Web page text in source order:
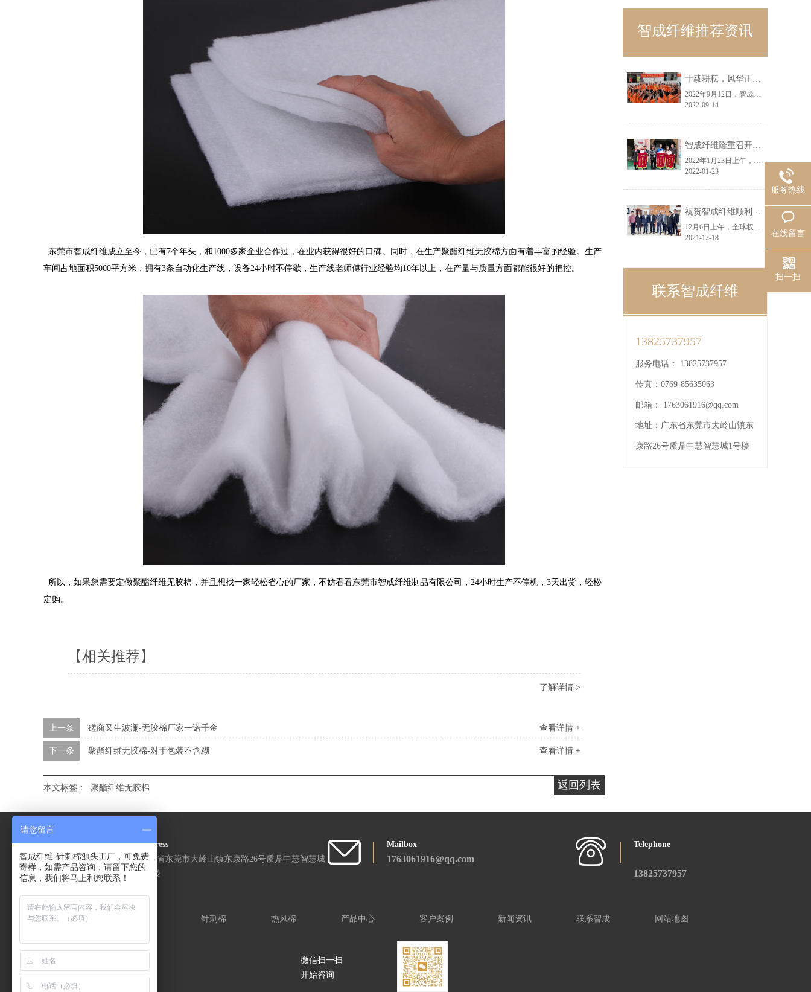
东莞市智成纤维成立至今，已有7个年头，和1000多家企业合作过，在业内获得很好的口碑。同时，在生产聚酯纤维无胶棉方面有着丰富的经验。生产
车间占地面积5000平方米，拥有3条自动化生产线，设备24小时不停歇，生产线老师傅行业经验均10年以上，在产量与质量方面都能很好的把控。
所以，如果您需要定做聚酯纤维无胶棉，并且想找一家轻松省心的厂家，不妨看看东莞市智成纤维制品有限公司， 24小时生产不停机，3天出货，轻松
定购。
【相关推荐】
了解详情 >
查看详情 +
上一条 磋商又生波澜-无胶棉厂家一诺千金
查看详情 +
下一条 聚酯纤维无胶棉-对于包装不含糊
返回列表
本文标签： 聚酯纤维无胶棉
智成纤维推荐资讯
十载耕耘，风华正茂丨智成纤维十周年庆典圆满举行
2022年9月12日，智成纤维迎来了十周年生日，为了庆祝这个喜庆的日子，特举办了“智成纤维成立十周年暨第八届运动会庆典”。活动现场，职工们热情高涨，纷纷参与到各个趣味活动中来，欢笑声、助威声此起彼伏，现场氛围热烈。
2022-09-14
智成纤维隆重召开2021年度优秀员工表彰大会
2022年1月23日上午，智成纤维在九栋车间隆重召开了2021年度优秀员工表彰大会，公司总经理吴川鸿、全体员工参与了表彰大会。本次表彰大会设立的奖项有：节约奖9名、优秀员工奖4名、优秀班长奖1名，会议由张德雄、彭琼舒主持。
2022-01-23
祝贺智成纤维顺利通过SGS机构ISO9001：2015质量管理体系认证
12月6日上午，全球权威认证机构SGS公司技术专家莅临智成纤维，现场对智成进行ISO9001：2015质量管理体系审核认证，总经理吴川鸿、吴钟亮、黄小龙等领导代表公司对认证专家表示了热烈欢迎。
2021-12-18
联系智成纤维
13825737957
服务电话： 13825737957
传真： 0769-85635063
邮箱： 1763061916@qq.com
地址： 广东省东莞市大岭山镇东
康路26号质鼎中慧智慧城1号楼
Address
广东省东莞市大岭山镇东康路26号质鼎中慧智慧城
1号楼
Mailbox
1763061916@qq.com
Telephone
13825737957
针刺棉 热风棉 产品中心 客户案例 新闻资讯 联系智成 网站地图
微信扫一扫
开始咨询
服务热线
在线留言
扫一扫
请您留言
智成纤维-针刺棉源头工厂，可免费
寄样，如需产品咨询，请留下您的
信息，我们将马上和您联系！